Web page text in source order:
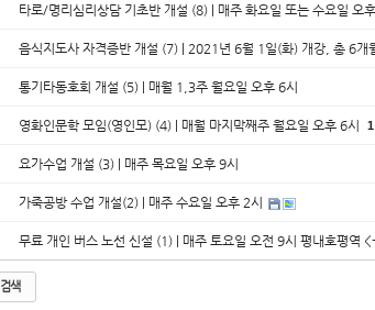
타로/명리심리상담 기초반 개설 (8) | 매주 화요일 또는 수요일
음식지도사 자격증반 개설 (7) | 2021년 6월 1일(화) 개강, 총 6개
통기타동호회 개설 (5) | 매월 1,3주 월요일 오후 6시
영화인문학 모임(영인모) (4) | 매월 마지막째주 월요일 오후 6시 1
요가수업 개설 (3) | 매주 목요일 오후 9시
가죽공방 수업 개설(2) | 매주 수요일 오후 2시
무료 개인 버스 노선 신설 (1) | 매주 토요일 오전 9시 평내호평역
검색